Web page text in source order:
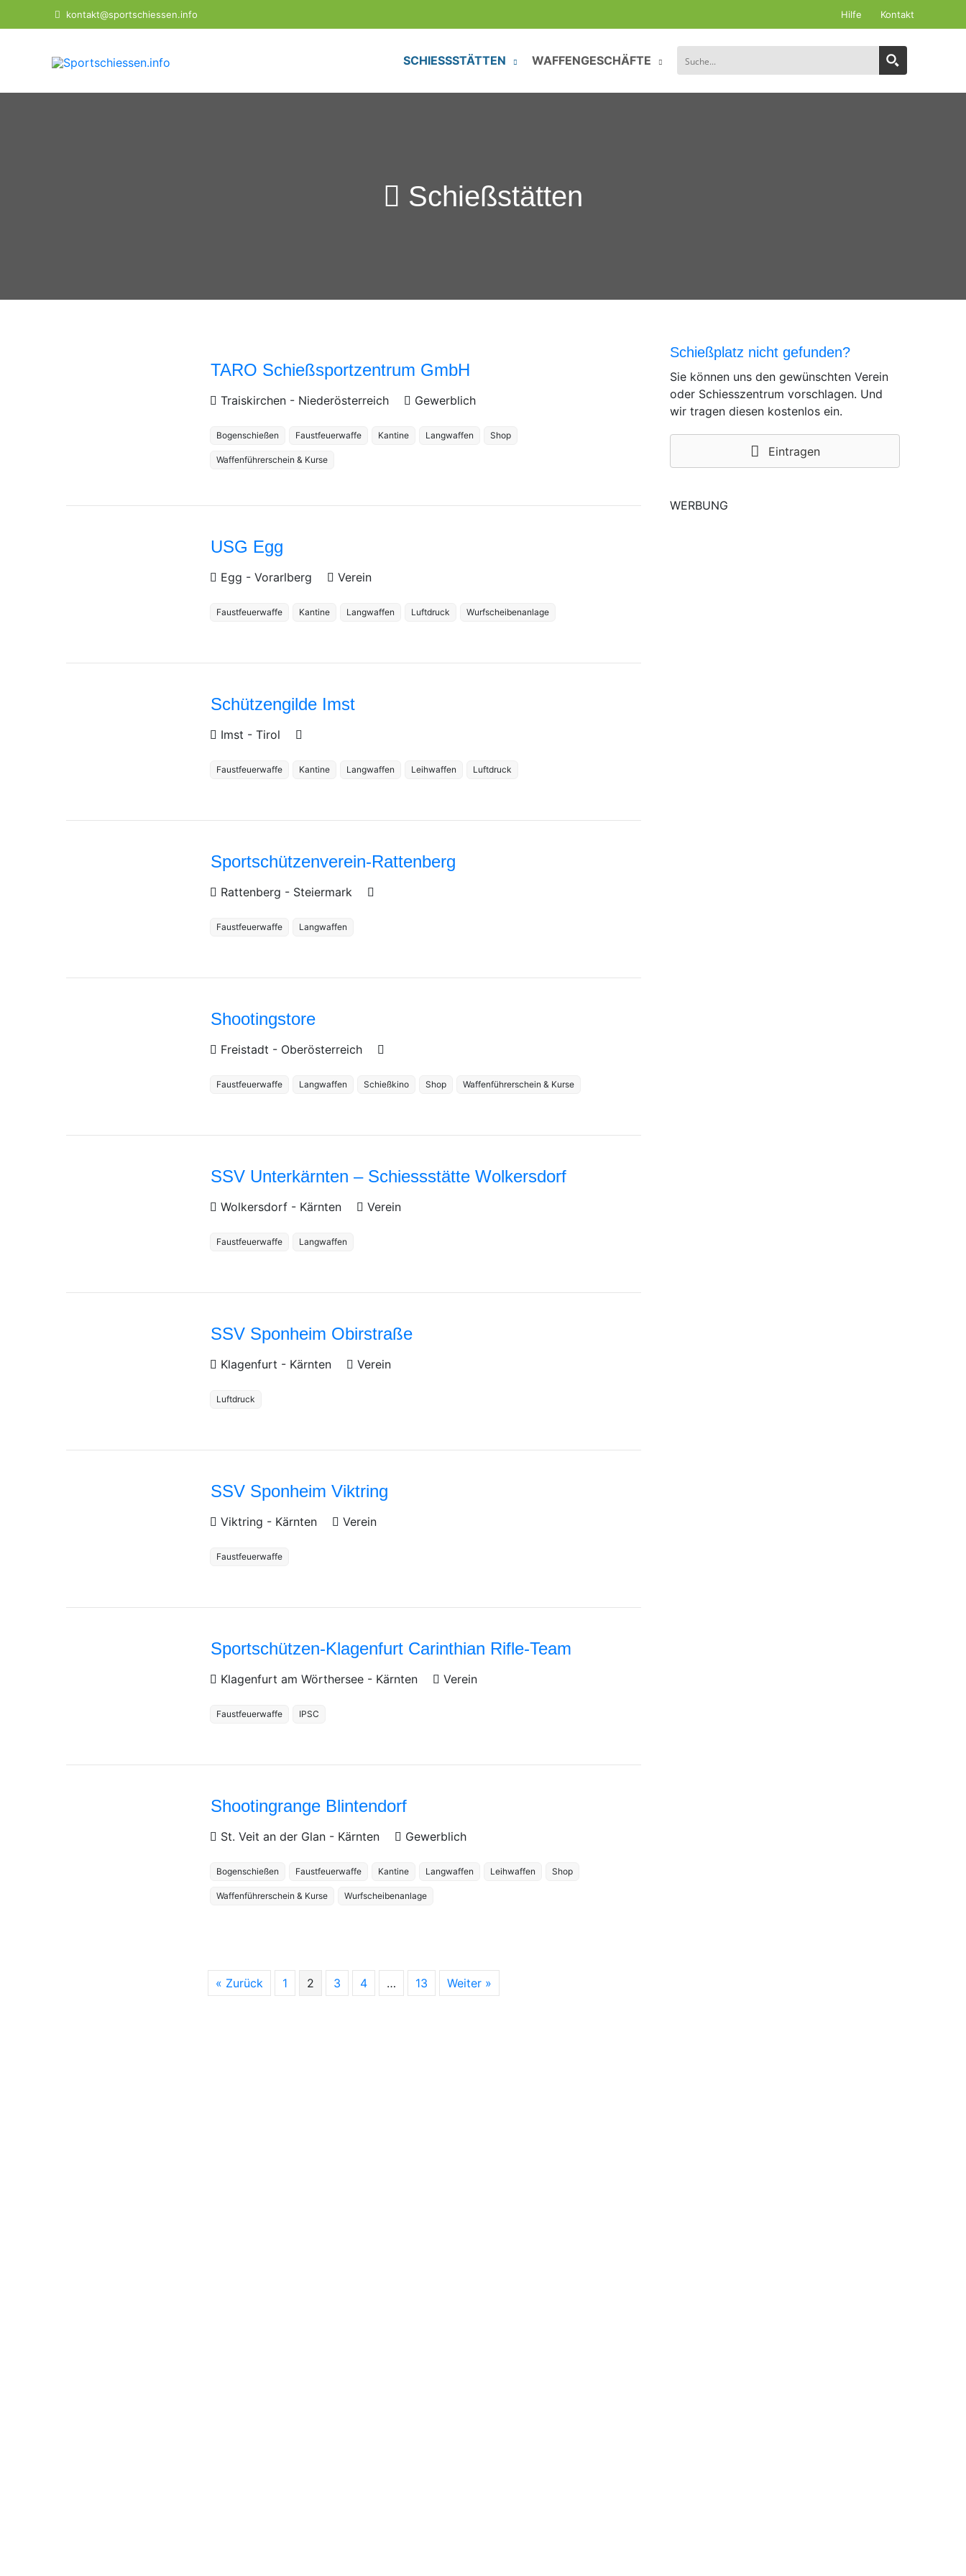
Inhalt
kontakt@sportschiessen.info Hilfe Kontakt
SCHIESSSTÄTTEN WAFFENGESCHÄFTE
Schießstätten
TARO Schießsportzentrum GmbH
Traiskirchen - Niederösterreich Gewerblich
Bogenschießen Faustfeuerwaffe Kantine Langwaffen Shop
Waffenführerschein & Kurse
USG Egg
Egg - Vorarlberg Verein
Faustfeuerwaffe Kantine Langwaffen Luftdruck Wurfscheibenanlage
Schützengilde Imst
Imst - Tirol
Faustfeuerwaffe Kantine Langwaffen Leihwaffen Luftdruck
Sportschützenverein-Rattenberg
Rattenberg - Steiermark
Faustfeuerwaffe Langwaffen
Shootingstore
Freistadt - Oberösterreich
Faustfeuerwaffe Langwaffen Schießkino Shop Waffenführerschein & Kurse
SSV Unterkärnten – Schiessstätte Wolkersdorf
Wolkersdorf - Kärnten Verein
Faustfeuerwaffe Langwaffen
SSV Sponheim Obirstraße
Klagenfurt - Kärnten Verein
Luftdruck
SSV Sponheim Viktring
Viktring - Kärnten Verein
Faustfeuerwaffe
Sportschützen-Klagenfurt Carinthian Rifle-Team
Klagenfurt am Wörthersee - Kärnten Verein
Faustfeuerwaffe IPSC
Shootingrange Blintendorf
St. Veit an der Glan - Kärnten Gewerblich
Bogenschießen Faustfeuerwaffe Kantine Langwaffen Leihwaffen Shop
Waffenführerschein & Kurse Wurfscheibenanlage
« Zurück 1 2 3 4 … 13 Weiter »
Schießplatz nicht gefunden?
Sie können uns den gewünschten Verein
oder Schiesszentrum vorschlagen. Und
wir tragen diesen kostenlos ein.
Eintragen
WERBUNG